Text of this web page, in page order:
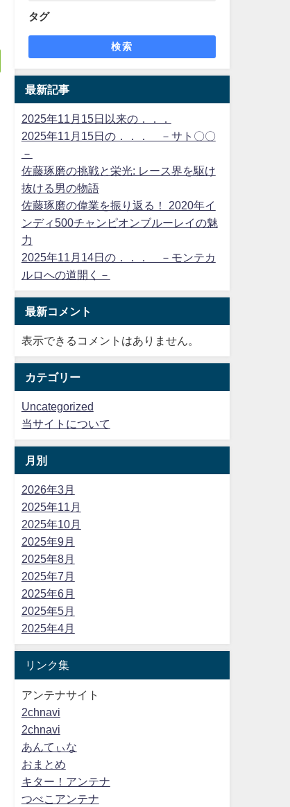
タグ
検索
最新記事
2025年11月15日以来の．．．
2025年11月15日の．．． －サト〇〇
－
佐藤琢磨の挑戦と栄光: レース界を駆け
抜ける男の物語
佐藤琢磨の偉業を振り返る！ 2020年イ
ンディ500チャンピオンブルーレイの魅
力
2025年11月14日の．．． －モンテカ
ルロへの道開く－
最新コメント
表示できるコメントはありません。
カテゴリー
Uncategorized
当サイトについて
月別
2026年3月
2025年11月
2025年10月
2025年9月
2025年8月
2025年7月
2025年6月
2025年5月
2025年4月
リンク集
アンテナサイト
2chnavi
2chnavi
あんてぃな
おまとめ
キター！アンテナ
つべこアンテナ